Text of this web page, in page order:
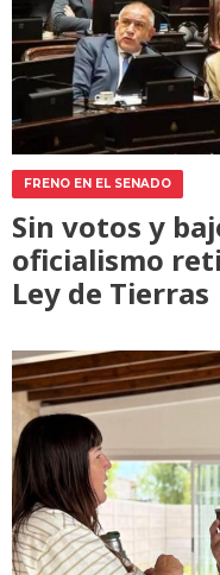
FRENO EN EL SENADO
Sin votos y
oficialismo
Ley de Tierras